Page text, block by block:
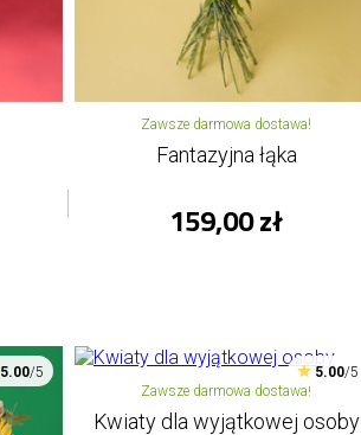
Zawsze darmowa dostawa!
Fantazyjna łąka
159,00 zł
5.00/5 5.00/5
Zawsze darmowa dostawa!
Kwiaty dla wyjątkowej osoby